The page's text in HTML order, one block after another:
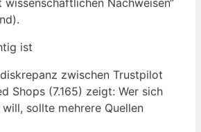
Nachweisen“
ist
zwischen Trustpilot
Shops (7.165) zeigt: Wer sich
sollte mehrere Quellen